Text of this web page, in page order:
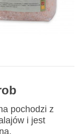
pochodzi z
i jest